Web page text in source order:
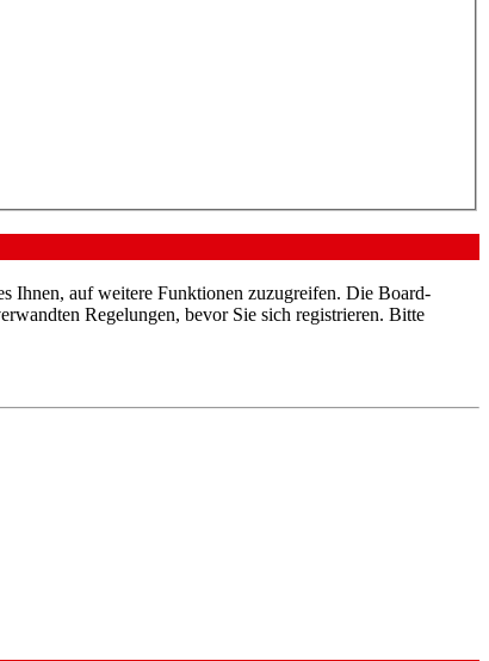
Ihnen, auf weitere Funktionen zuzugreifen. Die Board-
Regelungen, bevor Sie sich registrieren. Bitte